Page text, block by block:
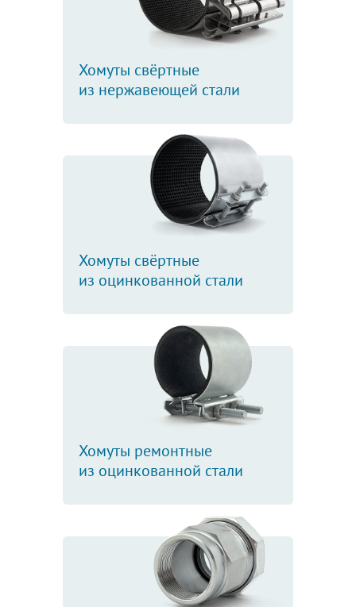
Хомуты свёртные
из нержавеющей стали
Хомуты свёртные
из оцинкованной стали
Хомуты ремонтные
из оцинкованной стали